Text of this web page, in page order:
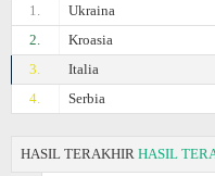
1.
Ukraina
2.
Kroasia
3.
Italia
4.
Serbia
HASIL TERAKHIR HASIL